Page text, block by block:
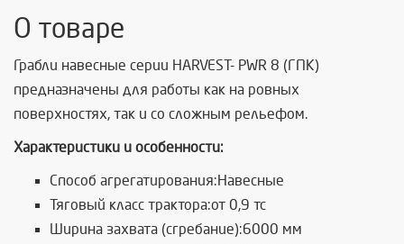
О товаре
Грабли навесные серии HARVEST- PWR 8 (ГПК)
предназначены для работы как на ровных
поверхностях, так и со сложным рельефом.
Характеристики и особенности:
Споcоб агрегатирования:Навесные
Тяговый класс трактора:от 0,9 тс
Ширина захвата (сгребание):6000 мм